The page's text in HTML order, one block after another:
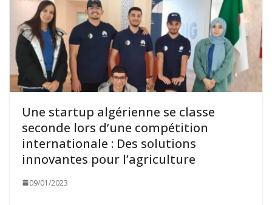
Une startup algérienne se classe
seconde lors d’une compétition
internationale : Des solutions
innovantes pour l’agriculture
09/01/2023